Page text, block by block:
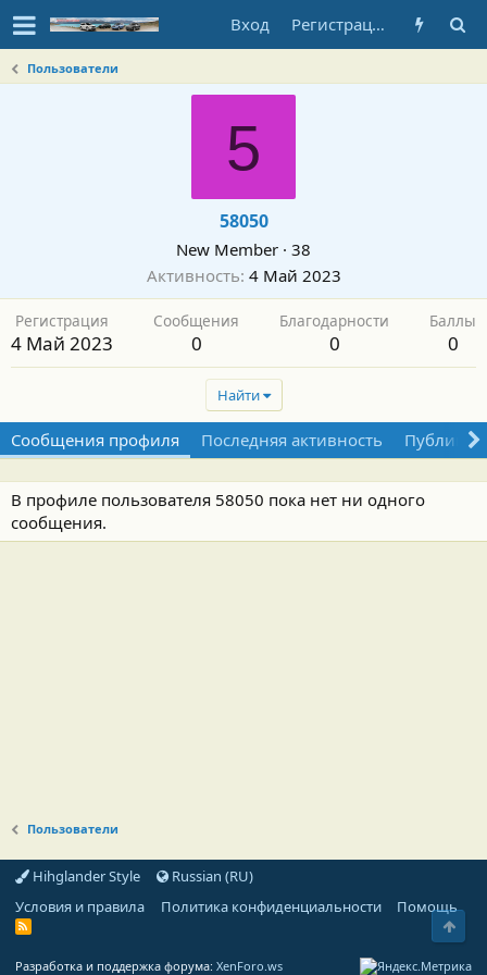
Вход Регистрация
Пользователи
5
58050
New Member · 38
Активность 4 Май 2023
Регистрация
4 Май 2023
Сообщения
0
Благодарности
0
Баллы
0
Найти
Сообщения профиля Последняя активность
В профиле пользователя 58050 пока нет ни одного
сообщения.
Пользователи
Hihglander Style
Russian (RU)
Условия и правила
Политика конфиденциальности Помощь
R
Разработка и поддержка форума: XenForo.ws